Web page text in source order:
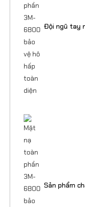
Đội ngũ tay
Sản phẩm